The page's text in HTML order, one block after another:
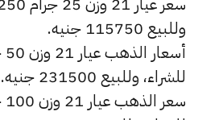
وللبيع 115750 جنيه.
للشراء، وللبيع 231500 جنيه.